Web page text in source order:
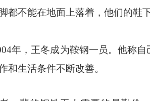
都不能在地面上落着，他们的鞋
年，王冬成为鞍钢一员。他称自
和生活条件不断改善。